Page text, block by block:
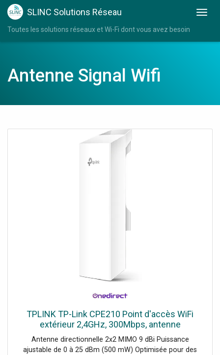
SLINC Solutions Réseau
Toutes les solutions réseaux et Wi-Fi dont vous avez besoin
Antenne Signal Wifi
TPLINK TP-Link CPE210 Point d'accès WiFi
extérieur 2,4GHz, 300Mbps, antenne
directionnelle 9dBi MIMO, idéal pour les réseaux
sans fil à longue portée.
Antenne directionnelle 2x2 MIMO 9 dBi Puissance
ajustable de 0 à 25 dBm (500 mW) Optimisée pour des